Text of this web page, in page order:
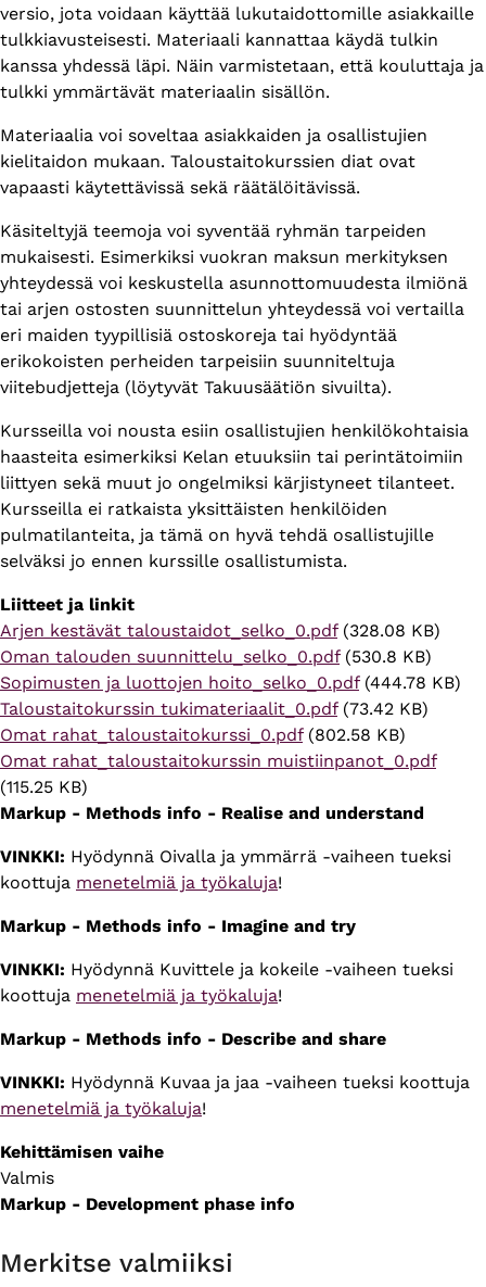
versio, jota voidaan käyttää lukutaidottomille asiakkaille
tulkkiavusteisesti. Materiaali kannattaa käydä tulkin
kanssa yhdessä läpi. Näin varmistetaan, että kouluttaja ja
tulkki ymmärtävät materiaalin sisällön.
Materiaalia voi soveltaa asiakkaiden ja osallistujien
kielitaidon mukaan. Taloustaitokurssien diat ovat
vapaasti käytettävissä sekä räätälöitävissä.
Käsiteltyjä teemoja voi syventää ryhmän tarpeiden
mukaisesti. Esimerkiksi vuokran maksun merkityksen
yhteydessä voi keskustella asunnottomuudesta ilmiönä
tai arjen ostosten suunnittelun yhteydessä voi vertailla
eri maiden tyypillisiä ostoskoreja tai hyödyntää
erikokoisten perheiden tarpeisiin suunniteltuja
viitebudjetteja (löytyvät Takuusäätiön sivuilta).
Kursseilla voi nousta esiin osallistujien henkilökohtaisia
haasteita esimerkiksi Kelan etuuksiin tai perintätoimiin
liittyen sekä muut jo ongelmiksi kärjistyneet tilanteet.
Kursseilla ei ratkaista yksittäisten henkilöiden
pulmatilanteita, ja tämä on hyvä tehdä osallistujille
selväksi jo ennen kurssille osallistumista.
Liitteet ja linkit
Tiedosto
Arjen kestävät taloustaidot_selko_0.pdf (328.08 KB)
Tiedosto
Oman talouden suunnittelu_selko_0.pdf (530.8 KB)
Tiedosto
Sopimusten ja luottojen hoito_selko_0.pdf (444.78 KB)
Tiedosto
Taloustaitokurssin tukimateriaalit_0.pdf (73.42 KB)
Tiedosto
Omat rahat_taloustaitokurssi_0.pdf (802.58 KB)
Tiedosto
Omat rahat_taloustaitokurssin muistiinpanot_0.pdf
(115.25 KB)
Markup - Methods info - Realise and understand
VINKKI: Hyödynnä Oivalla ja ymmärrä -vaiheen tueksi
koottuja menetelmiä ja työkaluja!
Markup - Methods info - Imagine and try
VINKKI: Hyödynnä Kuvittele ja kokeile -vaiheen tueksi
koottuja menetelmiä ja työkaluja!
Markup - Methods info - Describe and share
VINKKI: Hyödynnä Kuvaa ja jaa -vaiheen tueksi koottuja
menetelmiä ja työkaluja!
Kehittämisen vaihe
Valmis
Markup - Development phase info
Merkitse valmiiksi